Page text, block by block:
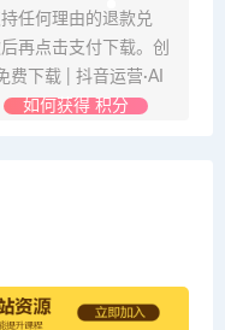
任何理由的退款兑
再点击支付下载。创
下载 | 抖音运营·AI
如何获得 积分